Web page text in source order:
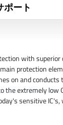
ポート
with
protection
on and
extremely low
sensitive IC's,